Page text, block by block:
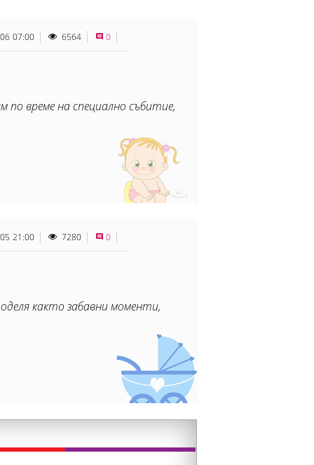
07:00 6564 0
време на специално събитие,
21:00 7280 0
както забавни моменти,